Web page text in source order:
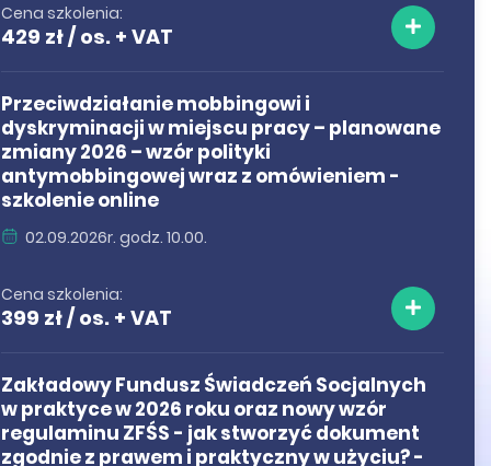
Cena szkolenia:
429 zł / os. + VAT
Przeciwdziałanie mobbingowi i
dyskryminacji w miejscu pracy – planowane
zmiany 2026 – wzór polityki
antymobbingowej wraz z omówieniem -
szkolenie online
02.09.2026r. godz. 10.00.
Cena szkolenia:
399 zł / os. + VAT
Zakładowy Fundusz Świadczeń Socjalnych
w praktyce w 2026 roku oraz nowy wzór
regulaminu ZFŚS - jak stworzyć dokument
zgodnie z prawem i praktyczny w użyciu? -